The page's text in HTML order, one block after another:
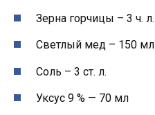
Зерна горчицы – 3 ч. л.
Светлый мед – 150 мл
Соль – 3 ст. л.
Уксус 9 % — 70 мл